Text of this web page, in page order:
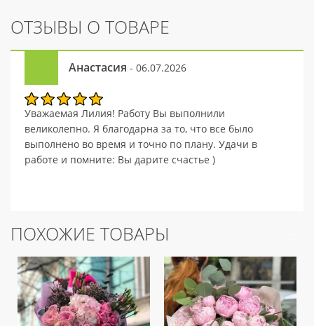
ОТЗЫВЫ О ТОВАРЕ
Анастасия - 06.07.2026
Уважаемая Лилия! Работу Вы выполнили
великолепно. Я благодарна за то, что все было
выполнено во время и точно по плану. Удачи в
работе и помните: Вы дарите счастье )
ПОХОЖИЕ ТОВАРЫ